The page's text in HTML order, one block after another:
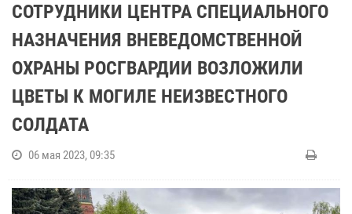
СОТРУДНИКИ ЦЕНТРА СПЕЦИАЛЬНОГО
НАЗНАЧЕНИЯ ВНЕВЕДОМСТВЕННОЙ
ОХРАНЫ РОСГВАРДИИ ВОЗЛОЖИЛИ
ЦВЕТЫ К МОГИЛЕ НЕИЗВЕСТНОГО
СОЛДАТА
06 мая 2023, 09:35